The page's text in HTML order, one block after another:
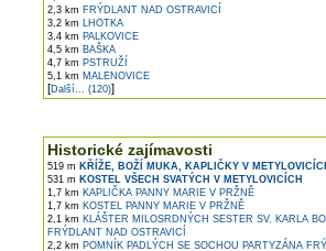
2,3 km FRÝDLANT NAD OSTRAVICÍ
3,2 km LHOTKA
3,4 km PALKOVICE
4,5 km BAŠKA
4,7 km PSTRUŽÍ
5,1 km MALENOVICE
[Další... (120)]
Historické zajímavosti
519 m KŘÍŽE, BOŽÍ MUKA, KAPLIČKY V
531 m KOSTEL VŠECH SVATÝCH V METYLOVICÍCH
1,7 km KAPLIČKA PANNY MARIE V PRŽNĚ
1,7 km KOSTEL PANNY MARIE V PRŽNĚ
2,1 km KLÁŠTER MILOSRDNÝCH SESTER SV. KARLA
FRÝDLANT NAD OSTRAVICÍ
2,2 km POMNÍK PADLÝCH SE SOCHOU PARTYZÁNA